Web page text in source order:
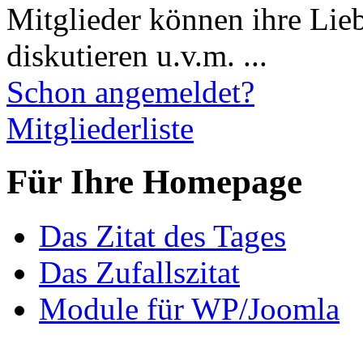
Mitglieder können ihre
diskutieren u.v.m. ...
Schon angemeldet?
Mitgliederliste
Für Ihre Homepage
Das Zitat des Tages
Das Zufallszitat
Module für WP/Joomla